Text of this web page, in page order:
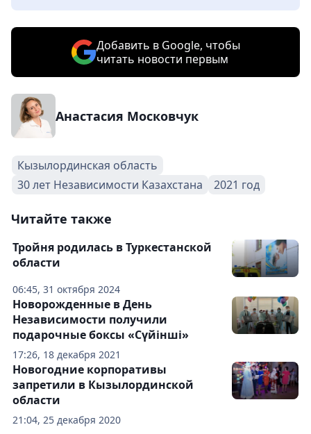
Добавить в Google, чтобы
читать новости первым
Анастасия Московчук
Кызылординская область
30 лет Независимости Казахстана
2021 год
Читайте также
06:45, 31 октября 2024
Тройня родилась в Туркестанской
области
17:26, 18 декабря 2021
Новорожденные в День
Независимости получили
подарочные боксы «Сүйінші»
21:04, 25 декабря 2020
Новогодние корпоративы
запретили в Кызылординской
области